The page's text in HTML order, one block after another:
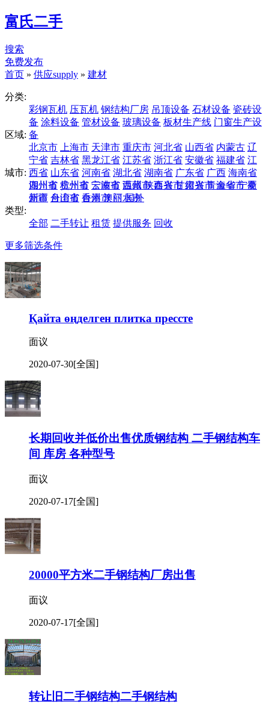
富氏二手
搜索
免费发布
首页 » 供应supply » 建材
分类:
彩钢瓦机 压瓦机 钢结构厂房 吊顶设备 石材设备 瓷砖设
备 涂料设备 管材设备 玻璃设备 板材生产线 门窗生产设
备
区域:
北京市
上海市 天津市 重庆市 河北省 山西省 内蒙古 辽
宁省 吉林省 黑龙江省 江苏省 浙江省 安徽省 福建省 江
西省 山东省 河南省 湖北省 湖南省 广东省 广西 海南省
四川省 贵州省 云南省 西藏 陕西省 甘肃省 青海省 宁夏
新疆 台湾省 香港 澳门 国外
城市:
湖州市 杭州市 宁波市 温州市 嘉兴市 绍兴市 金华市 衢
州市 舟山市 台州市 丽水市
类型:
全部 二手转让 租赁 提供服务 回收
更多筛选条件
Қайта өңделген плитка прессте
面议
2020-07-30[全国]
长期回收并低价出售优质钢结构 二手钢结构车
间 库房 各种型号
面议
2020-07-17[全国]
20000平方米二手钢结构厂房出售
面议
2020-07-17[全国]
转让旧二手钢结构二手钢结构